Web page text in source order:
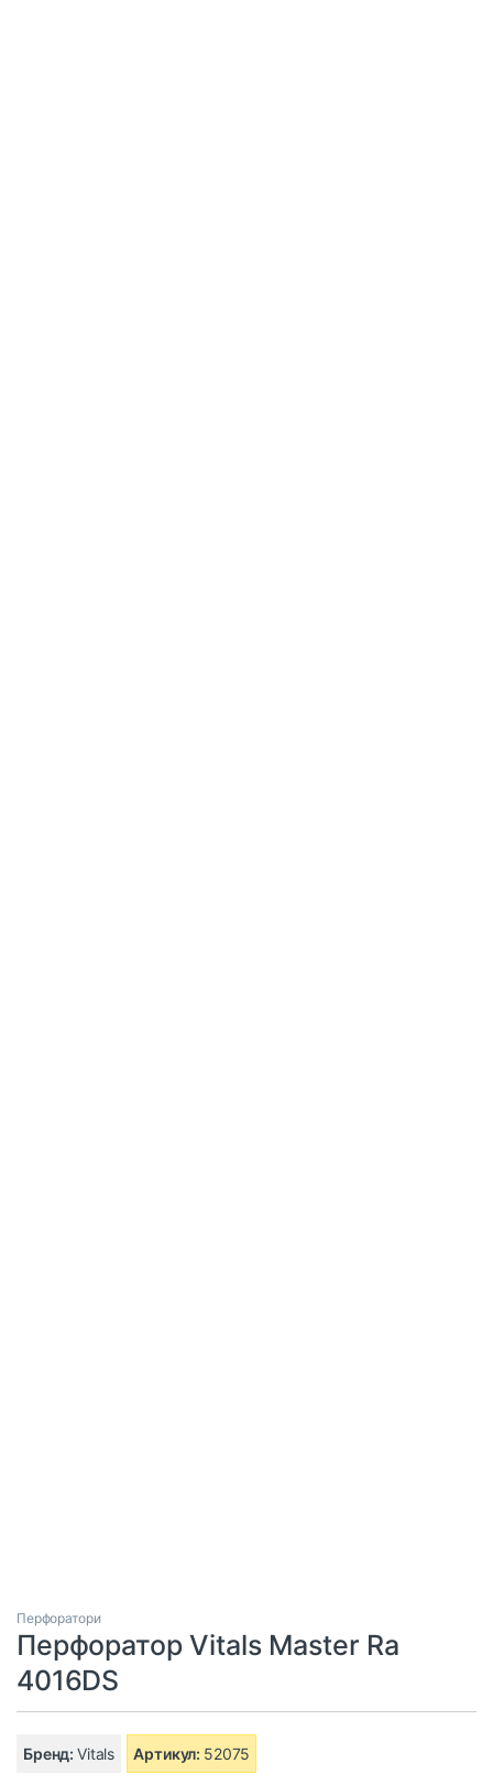
Перфоратори
Перфоратор Vitals Master Ra
4016DS
Бренд:Vitals Артикул: 52075